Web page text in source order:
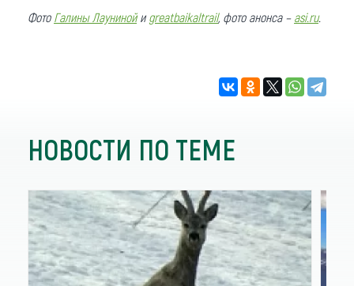
Фото Галины Лаунинойи greatbaikaltrail, фото анонса – asi.ru.
НОВОСТИ ПО ТЕМЕ